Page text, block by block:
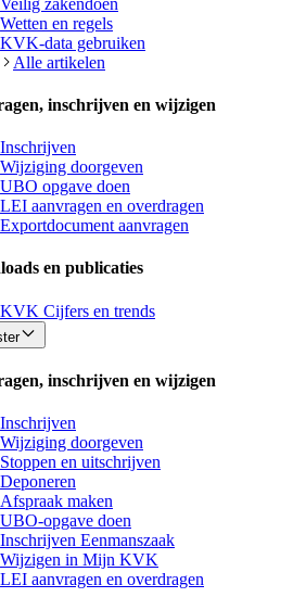
Wetten en regels
KVK-data gebruiken
Alle artikelen
inschrijven en wijzigen
Inschrijven
Wijziging doorgeven
UBO opgave doen
LEI aanvragen en overdragen
Exportdocument aanvragen
en publicaties
KVK Cijfers en trends
inschrijven en wijzigen
Inschrijven
Wijziging doorgeven
Stoppen en uitschrijven
Deponeren
Afspraak maken
UBO-opgave doen
Inschrijven Eenmanszaak
Wijzigen in Mijn KVK
LEI aanvragen en overdragen